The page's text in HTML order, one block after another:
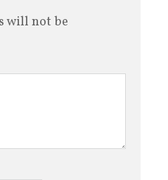
will not be